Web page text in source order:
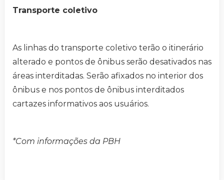
Transporte coletivo
As linhas do transporte coletivo terão o itinerário
alterado e pontos de ônibus serão desativados nas
áreas interditadas. Serão afixados no interior dos
ônibus e nos pontos de ônibus interditados
cartazes informativos aos usuários.
*Com informações da PBH